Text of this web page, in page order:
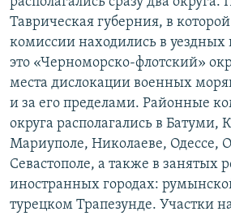
Таврическая губерния, в
комиссии находились в уездных
это «Черноморско-флотский»
места дислокации военных
и за его пределами. Районные
округа располагались в Батуми,
Мариуполе, Николаеве, Одессе,
Севастополе, а также в занятых
иностранных городах:
турецком Трапезунде. Участки